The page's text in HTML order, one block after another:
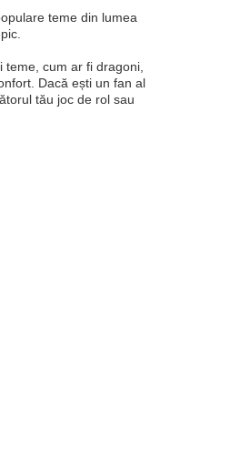
teme din lumea
cum ar fi dragoni,
Dacă ești un fan al
tău joc de rol sau